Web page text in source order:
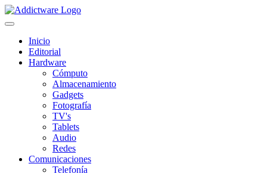
Inicio
Editorial
Hardware
Cómputo
Almacenamiento
Gadgets
Fotografía
TV's
Tablets
Audio
Redes
Comunicaciones
Telefonía